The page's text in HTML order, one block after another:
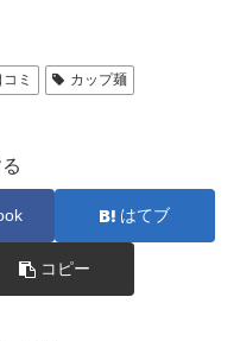
コミ
カップ麺
はてブ
コピー